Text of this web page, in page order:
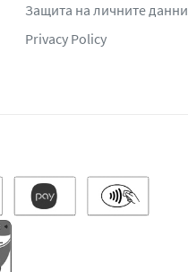
Защита на личните данни
Privacy Policy